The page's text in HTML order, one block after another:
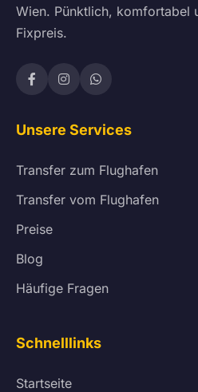
Wien. Pünktlich, komfortabel
Fixpreis.
Unsere Services
Transfer zum Flughafen
Transfer vom Flughafen
Preise
Blog
Häufige Fragen
Schnelllinks
Startseite